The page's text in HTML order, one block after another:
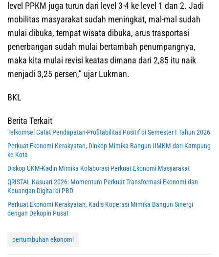
level PPKM juga turun dari level 3-4 ke level 1 dan 2. Jadi
mobilitas masyarakat sudah meningkat, mal-mal sudah
mulai dibuka, tempat wisata dibuka, arus trasportasi
penerbangan sudah mulai bertambah penumpangnya,
maka kita mulai revisi keatas dimana dari 2,85 itu naik
menjadi 3,25 persen,” ujar Lukman.
BKL
Berita Terkait
Telkomsel Catat Pendapatan-Profitabilitas Positif di Semester I Tahun 2026
Perkuat Ekonomi Kerakyatan, Dinkop Mimika Bangun UMKM dari Kampung
ke Kota
Diskop UKM-Kadin Mimika Kolaborasi Perkuat Ekonomi Masyarakat
QRISTAL Kasuari 2026: Momentum Perkuat Transformasi Ekonomi dan
Keuangan Digital di PBD
Perkuat Ekonomi Kerakyatan, Kadis Koperasi Mimika Bangun Sinergi
dengan Dekopin Pusat
pertumbuhan ekonomi